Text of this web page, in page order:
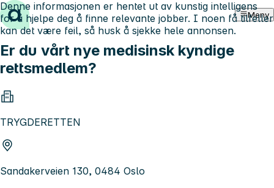
Hopp til innhold Meny
Er du vårt nye medisinsk kyndige
rettsmedlem?
TRYGDERETTEN
Sandakerveien 130, 0484 Oslo
Denne informasjonen er hentet ut av kunstig intelligens
for å hjelpe deg å finne relevante jobber. I noen få tilfeller
kan det være feil, så husk å sjekke hele annonsen.